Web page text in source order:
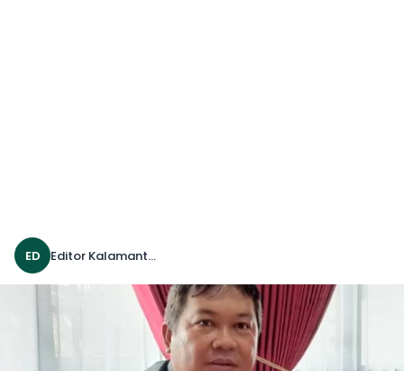
ED Editor Kalamanthana 25